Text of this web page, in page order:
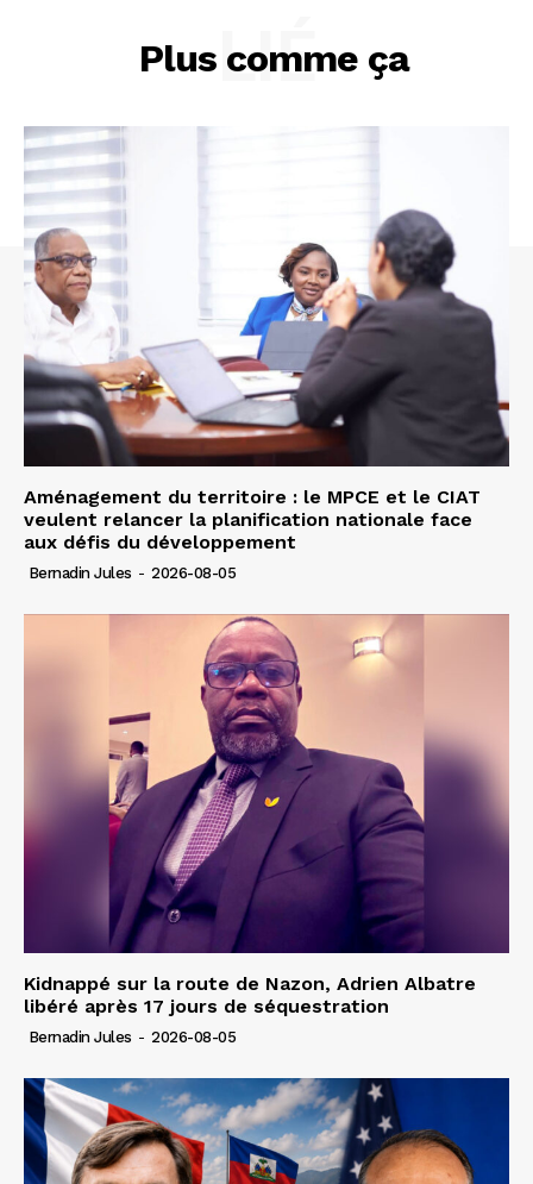
Plus comme ça
LIÉ
Aménagement du territoire : le MPCE et le CIAT
veulent relancer la planification nationale face
aux défis du développement
Bernadin Jules - 2026-08-05
Kidnappé sur la route de Nazon, Adrien Albatre
libéré après 17 jours de séquestration
Bernadin Jules - 2026-08-05